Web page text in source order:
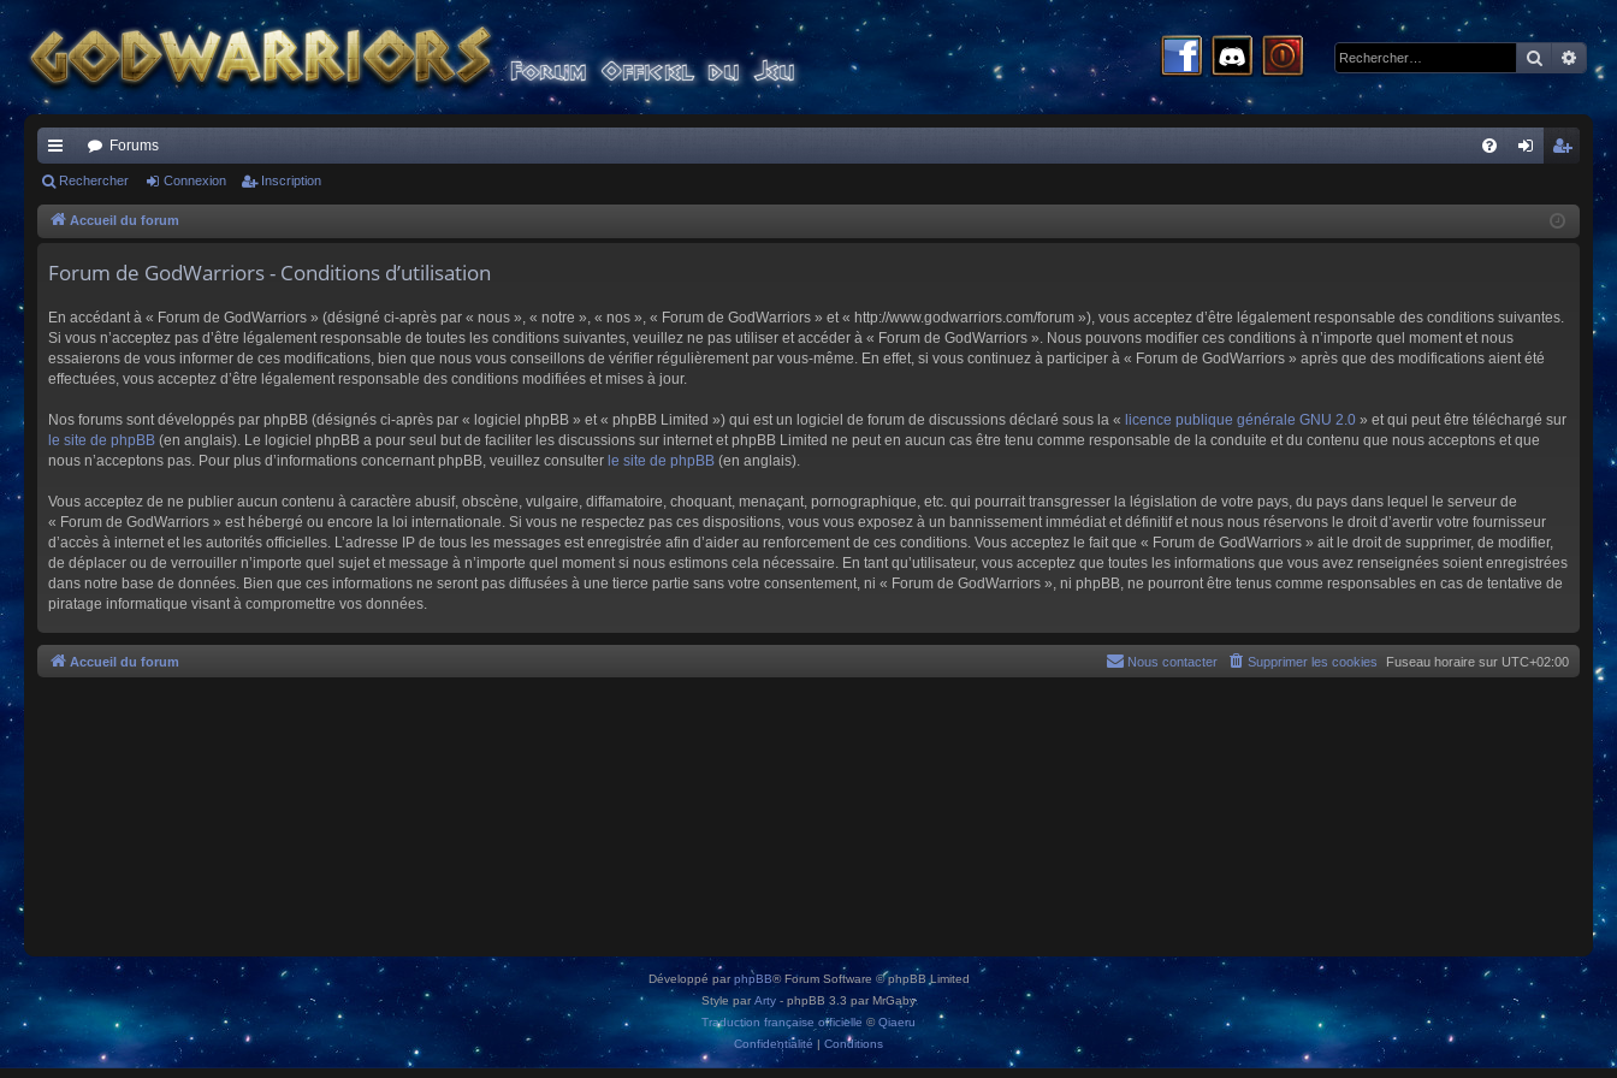
ac
co
s
Forums
cri
Rechercher Connexion Inscription
Accueil du forum
Forum de GodWarriors - Conditions d’utilisation
En accédant à « Forum de GodWarriors » (désigné ci-après par « nous », « notre », « nos », « Forum de GodWarriors » et « http://www.godwarriors.com/forum »), vous acceptez d’être légalement responsable des conditions suivantes.
Si vous n’acceptez pas d’être légalement responsable de toutes les conditions suivantes, veuillez ne pas utiliser et accéder à « Forum de GodWarriors ». Nous pouvons modifier ces conditions à n’importe quel moment et nous
essaierons de vous informer de ces modifications, bien que nous vous conseillons de vérifier régulièrement par vous-même. En effet, si vous continuez à participer à « Forum de GodWarriors » après que des modifications aient été
effectuées, vous acceptez d’être légalement responsable des conditions modifiées et mises à jour.
Nos forums sont développés par phpBB (désignés ci-après par « logiciel phpBB » et « phpBB Limited ») qui est un logiciel de forum de discussions déclaré sous la « licence publique générale GNU 2.0 » et qui peut être téléchargé sur
le site de phpBB (en anglais). Le logiciel phpBB a pour seul but de faciliter les discussions sur internet et phpBB Limited ne peut en aucun cas être tenu comme responsable de la conduite et du contenu que nous acceptons et que
nous n’acceptons pas. Pour plus d’informations concernant phpBB, veuillez consulter le site de phpBB (en anglais).
Vous acceptez de ne publier aucun contenu à caractère abusif, obscène, vulgaire, diffamatoire, choquant, menaçant, pornographique, etc. qui pourrait transgresser la législation de votre pays, du pays dans lequel le serveur de
« Forum de GodWarriors » est hébergé ou encore la loi internationale. Si vous ne respectez pas ces dispositions, vous vous exposez à un bannissement immédiat et définitif et nous nous réservons le droit d’avertir votre fournisseur
d’accès à internet et les autorités officielles. L’adresse IP de tous les messages est enregistrée afin d’aider au renforcement de ces conditions. Vous acceptez le fait que « Forum de GodWarriors » ait le droit de supprimer, de modifier,
de déplacer ou de verrouiller n’importe quel sujet et message à n’importe quel moment si nous estimons cela nécessaire. En tant qu’utilisateur, vous acceptez que toutes les informations que vous avez renseignées soient enregistrées
dans notre base de données. Bien que ces informations ne seront pas diffusées à une tierce partie sans votre consentement, ni « Forum de GodWarriors », ni phpBB, ne pourront être tenus comme responsables en cas de tentative de
piratage informatique visant à compromettre vos données.
Accueil du forum Fuseau horaire sur UTC+02:00
Supprimer les cookies
Nous contacter
Développé parphpBB® Forum Software © phpBB Limited
Style par Arty - phpBB 3.3 par MrGaby
Traduction française officielle ©Qiaeru
Confidentialité | Conditions